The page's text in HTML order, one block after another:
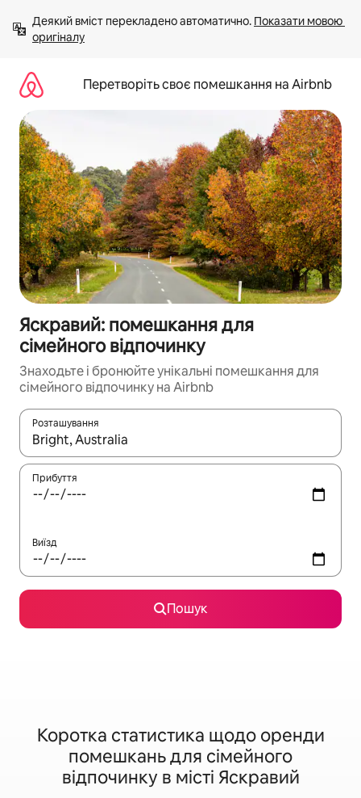
вмісту
Деякий вміст перекладено автоматично. Показати мовою
оригіналу
Перетворіть своє помешкання на Airbnb
Яскравий: помешкання для
сімейного відпочинку
Знаходьте і бронюйте унікальні помешкання для
сімейного відпочинку на Airbnb
Розташування
Отримавши результати пошуку, використовуйте для
Прибуття
Виїзд
Пошук
Коротка статистика щодо оренди
помешкань для сімейного
відпочинку в місті Яскравий